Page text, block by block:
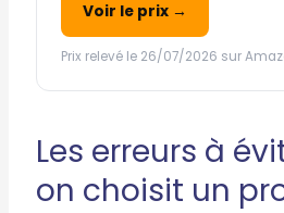
Voir le prix →
Prix relevé le 26/07/2026 sur
Les erreurs à
on choisit un